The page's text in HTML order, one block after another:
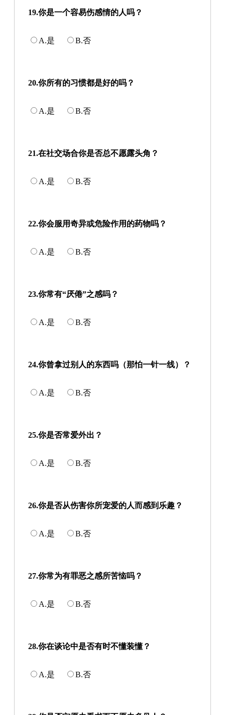
19.你是一个容易伤感情的人吗？
A.是 B.否
20.你所有的习惯都是好的吗？
A.是 B.否
21.在社交场合你是否总不愿露头角？
A.是 B.否
22.你会服用奇异或危险作用的药物吗？
A.是 B.否
23.你常有“厌倦”之感吗？
A.是 B.否
24.你曾拿过别人的东西吗（那怕一针一线）？
A.是 B.否
25.你是否常爱外出？
A.是 B.否
26.你是否从伤害你所宠爱的人而感到乐趣？
A.是 B.否
27.你常为有罪恶之感所苦恼吗？
A.是 B.否
28.你在谈论中是否有时不懂装懂？
A.是 B.否